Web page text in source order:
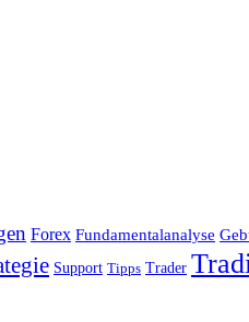
Forex Fundamentalanalyse
Support Tipps Trader